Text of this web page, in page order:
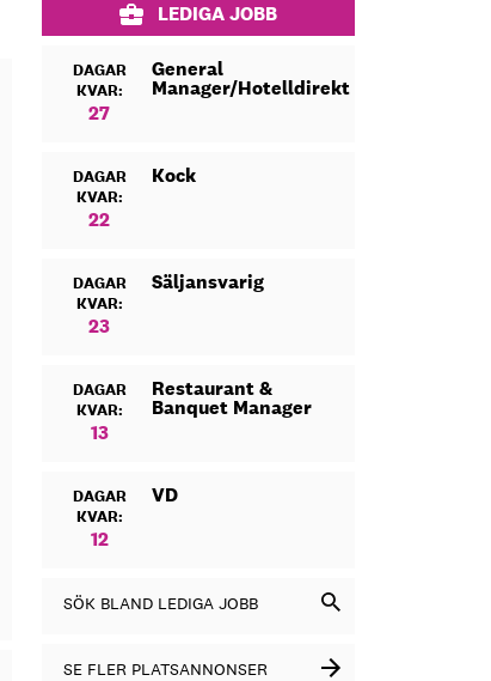
LEDIGA JOBB
DAGAR
KVAR:
27
General
Manager/Hotelldirektör
DAGAR
KVAR:
22
Kock
DAGAR
KVAR:
23
Säljansvarig
DAGAR
KVAR:
13
Restaurant &
Banquet Manager
DAGAR
KVAR:
12
VD
SÖK BLAND LEDIGA JOBB
SE FLER PLATSANNONSER